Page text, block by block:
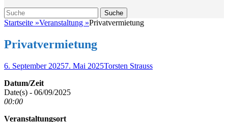
Suche
Suche
nach:
Startseite »Veranstaltung »Privatvermietung
Privatvermietung
Veröffentlicht
6. September 20257. Mai 2025Autor
Torsten Strauss
Datum/Zeit
Date(s) - 06/09/2025
00:00
Veranstaltungsort